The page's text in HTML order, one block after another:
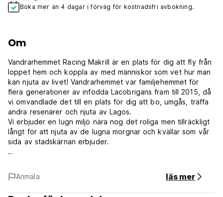
Boka mer än 4 dagar i förväg för kostnadsfri avbokning.
Om
Vandrarhemmet Racing Makrill är en plats för dig att fly från
loppet hem och koppla av med människor som vet hur man
kan njuta av livet! Vandrarhemmet var familjehemmet för
flera generationer av infödda Lacobrigans fram till 2015, då
vi omvandlade det till en plats för dig att bo, umgås, träffa
andra resenärer och njuta av Lagos.
Vi erbjuder en lugn miljö nära nog det roliga men tillräckligt
långt för att njuta av de lugna morgnar och kvällar som vår
sida av stadskärnan erbjuder.
intressanta platser som stränderna, barerna och de
historiska forten. Racing Mackerel Hostel ligger bara inom
den gamla stadsdelens historiska stödmurar. Under dagen
Anmäla läs mer